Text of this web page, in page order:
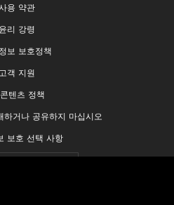
용 약관
윤리 강령
보 보호정책
고객 지원
텐츠 정책
하거나 공유하지 마십시오
보호 선택 사항